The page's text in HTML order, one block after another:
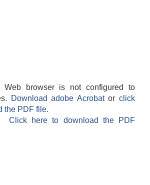
Web browser is not configured to
Download adobe Acrobatorclick
the PDF file.
Click here to download the PDF